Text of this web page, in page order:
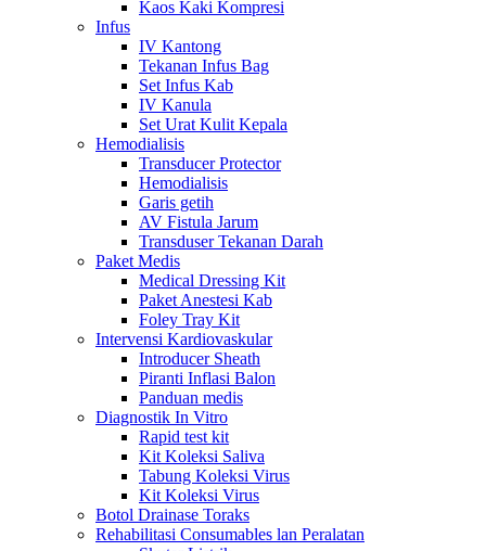
Kaos Kaki Kompresi
Infus
IV Kantong
Tekanan Infus Bag
Set Infus Kab
IV Kanula
Set Urat Kulit Kepala
Hemodialisis
Transducer Protector
Hemodialisis
Garis getih
AV Fistula Jarum
Transduser Tekanan Darah
Paket Medis
Medical Dressing Kit
Paket Anestesi Kab
Foley Tray Kit
Intervensi Kardiovaskular
Introducer Sheath
Piranti Inflasi Balon
Panduan medis
Diagnostik In Vitro
Rapid test kit
Kit Koleksi Saliva
Tabung Koleksi Virus
Kit Koleksi Virus
Botol Drainase Toraks
Rehabilitasi Consumables lan Peralatan